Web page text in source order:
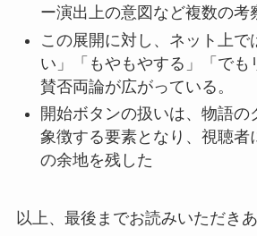
ー演出上の意図など複数の考
この展開に対し、ネット上で
い」「もやもやする」「でも
賛否両論が広がっている。
開始ボタンの扱いは、物語の
象徴する要素となり、視聴者
の余地を残した
以上、最後までお読みいただき